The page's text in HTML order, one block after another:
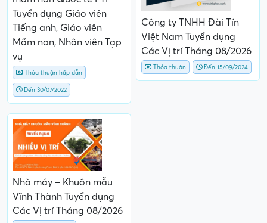
Tuyển dụng Giáo viên
Tiếng anh, Giáo viên
Mầm non, Nhân viên Tạp
vụ
Thỏa thuận hấp dẫn
Đến 30/07/2022
Công ty TNHH Đài Tín
Việt Nam Tuyển dụng
Các Vị trí Tháng 08/2026
Thỏa thuận Đến 15/09/2024
Nhà máy – Khuôn mẫu
Vĩnh Thành Tuyển dụng
Các Vị trí Tháng 08/2026